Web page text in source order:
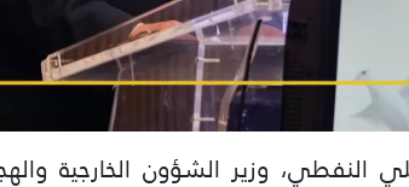
وزير الشؤون الخارجية